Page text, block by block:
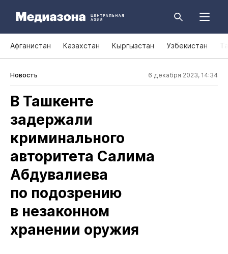
Афганистан Казахстан Кыргызстан Узбекистан
Новость 6 декабря 2023, 14:34
В Ташкенте
задержали
криминального
авторитета Салима
Абдувалиева
по подозрению
в незаконном
хранении оружия